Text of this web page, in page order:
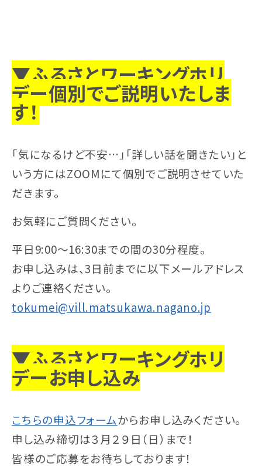
▼ふるさとワーキングホリ
デー個別でご説明いたしま
す！
「気になるけど不安…」「詳しい話を聞きたい」と
いう方にはZOOMにて個別でご説明させていた
だきます。
お気軽にご質問ください。
平日9:00〜16:30までの間の30分程度。
お申し込みは、3日前までに以下メールアドレス
よりご連絡ください。
tokumei@vill.matsukawa.nagano.jp
▼ふるさとワーキングホリ
デーお申し込み
こちらの申込フォームからお申し込みください。
申し込み締切は３月２９日（日）まで！
皆様のご応募をお待ちしております！